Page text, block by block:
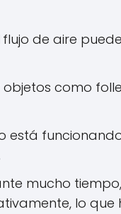
de aire
como
mucho
lo